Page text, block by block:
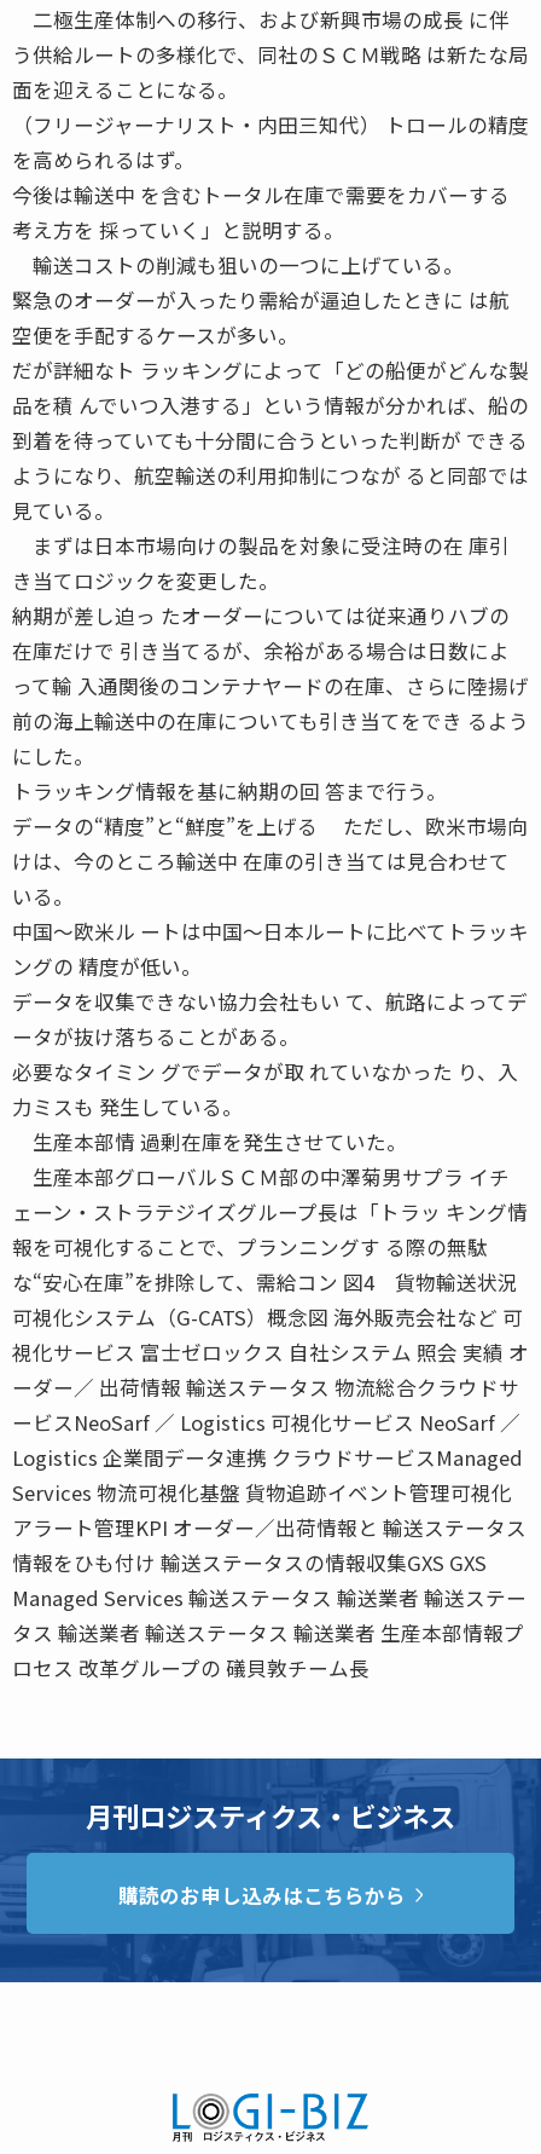
二極生産体制への移行、および新興市場の成長 に伴
う供給ルートの多様化で、同社のＳＣＭ戦略 は新たな局
面を迎えることになる。
（フリージャーナリスト・内田三知代） トロールの精度
を高められるはず。
今後は輸送中 を含むトータル在庫で需要をカバーする
考え方を 採っていく」と説明する。
輸送コストの削減も狙いの一つに上げている。
緊急のオーダーが入ったり需給が逼迫したときに は航
空便を手配するケースが多い。
だが詳細なト ラッキングによって「どの船便がどんな製
品を積 んでいつ入港する」という情報が分かれば、船の
到着を待っていても十分間に合うといった判断が できる
ようになり、航空輸送の利用抑制につなが ると同部では
見ている。
まずは日本市場向けの製品を対象に受注時の在 庫引
き当てロジックを変更した。
納期が差し迫っ たオーダーについては従来通りハブの
在庫だけで 引き当てるが、余裕がある場合は日数によ
って輸 入通関後のコンテナヤードの在庫、さらに陸揚げ
前の海上輸送中の在庫についても引き当てをでき るよう
にした。
トラッキング情報を基に納期の回 答まで行う。
データの“精度”と“鮮度”を上げる ただし、欧米市場向
けは、今のところ輸送中 在庫の引き当ては見合わせて
いる。
中国〜欧米ル ートは中国〜日本ルートに比べてトラッキ
ングの 精度が低い。
データを収集できない協力会社もい て、航路によってデ
ータが抜け落ちることがある。
必要なタイミン グでデータが取 れていなかった り、入
力ミスも 発生している。
生産本部情 過剰在庫を発生させていた。
生産本部グローバルＳＣＭ部の中澤菊男サプラ イチ
ェーン・ストラテジイズグループ長は「トラッ キング情
報を可視化することで、プランニングす る際の無駄
な“安心在庫”を排除して、需給コン 図4 貨物輸送状況
可視化システム（G-CATS）概念図 海外販売会社など 可
視化サービス 富士ゼロックス 自社システム 照会 実績 オ
ーダー／ 出荷情報 輸送ステータス 物流総合クラウドサ
ービスNeoSarf ／ Logistics 可視化サービス NeoSarf ／
Logistics 企業間データ連携 クラウドサービスManaged
Services 物流可視化基盤 貨物追跡イベント管理可視化
アラート管理KPI オーダー／出荷情報と 輸送ステータス
情報をひも付け 輸送ステータスの情報収集GXS GXS
Managed Services 輸送ステータス 輸送業者 輸送ステー
タス 輸送業者 輸送ステータス 輸送業者 生産本部情報プ
ロセス 改革グループの 礒貝敦チーム長
月刊ロジスティクス・ビジネス
購読のお申し込みはこちらから